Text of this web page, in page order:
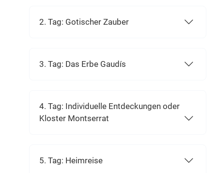
2. Tag: Gotischer Zauber
3. Tag: Das Erbe Gaudís
4. Tag: Individuelle Entdeckungen oder
Kloster Montserrat
5. Tag: Heimreise